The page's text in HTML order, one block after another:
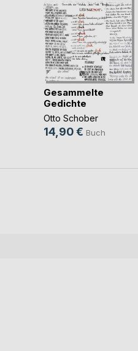
Gesammelte
Gedichte
Otto Schober
14,90 € Buch